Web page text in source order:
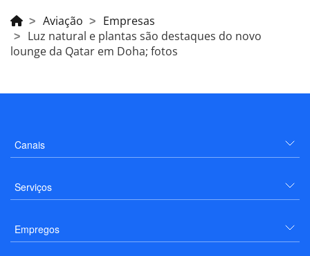
Aviação
Empresas
Luz natural e plantas são destaques do novo
lounge da Qatar em Doha; fotos
Canais
Serviços
Empregos